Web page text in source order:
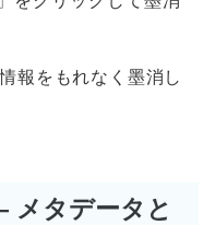
報をもれなく墨消し
メタデータと